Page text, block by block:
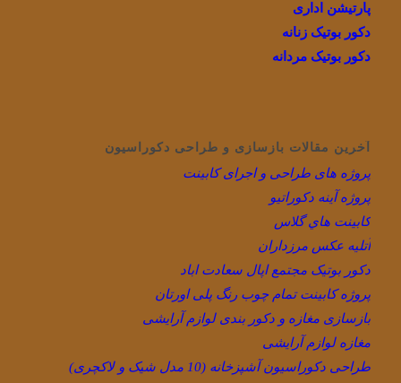
پارتیشن اداری
دکور بوتیک زنانه
دکور بوتیک مردانه
آخرین مقالات بازسازی و طراحی دکوراسیون
پروژه های طراحی و اجرای کابینت
پروژه آینه دکوراتیو
كابينت هاي گلاس
آتلیه عکس مرزداران
دکور بوتیک مجتمع اپال سعادت اباد
پروژه کابینت تمام چوب رنگ پلی اورتان
بازسازی مغازه و دکور بندی لوازم آرایشی
مغازه لوازم آرایشی
طراحی دکوراسیون آشپزخانه (10 مدل شیک و لاکچری)